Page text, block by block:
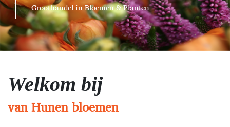
Groothandel in Bloemen & Planten
Welkom bij
van Hunen bloemen